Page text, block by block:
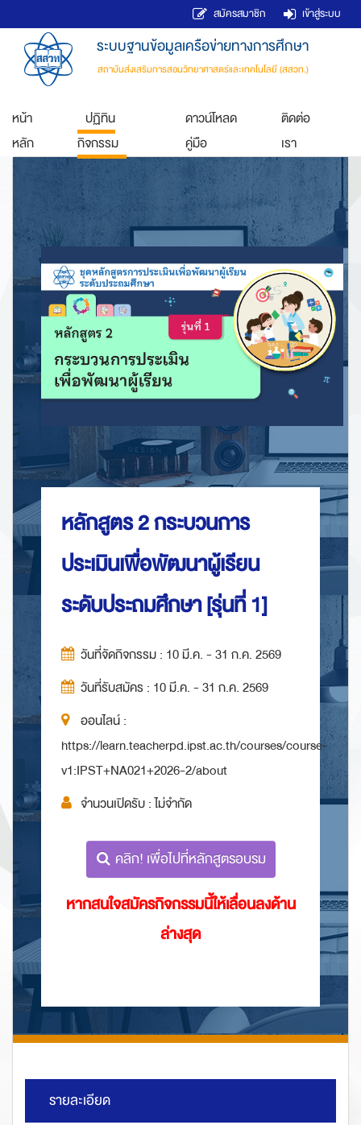
สมัครสมาชิก เข้าสู่ระบบ
ระบบฐานข้อมูลเครือข่ายทางการศึกษา
สถาบันส่งเสริมการสอนวิทยาศาสตร์และเทคโนโลยี (สสวท.)
หน้า
หลัก
ปฏิทิน
กิจกรรม
ดาวน์โหลด
คู่มือ
ติดต่อ
เรา
หลักสูตร 2 กระบวนการ
ประเมินเพื่อพัฒนาผู้เรียน
ระดับประถมศึกษา [รุ่นที่ 1]
วันที่จัดกิจกรรม : 10 มี.ค. - 31 ก.ค. 2569
วันที่รับสมัคร : 10 มี.ค. - 31 ก.ค. 2569
ออนไลน์ :
https://learn.teacherpd.ipst.ac.th/courses/course-
v1:IPST+NA021+2026-2/about
จำนวนเปิดรับ : ไม่จำกัด
คลิก! เพื่อไปที่หลักสูตรอบรม
หากสนใจสมัครกิจกรรมนี้ให้เลื่อนลงด้าน
ล่างสุด
รายละเอียด